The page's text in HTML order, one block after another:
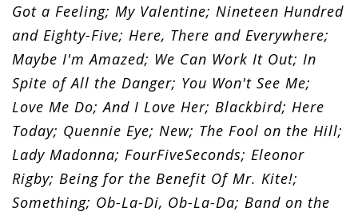
Got a Feeling; My Valentine; Nineteen Hundred
and Eighty-Five; Here, There and Everywhere;
Maybe I'm Amazed; We Can Work It Out; In
Spite of All the Danger; You Won't See Me;
Love Me Do; And I Love Her; Blackbird; Here
Today; Quennie Eye; New; The Fool on the Hill;
Lady Madonna; FourFiveSeconds; Eleonor
Rigby; Being for the Benefit Of Mr. Kite!;
Something; Ob-La-Di, Ob-La-Da; Band on the